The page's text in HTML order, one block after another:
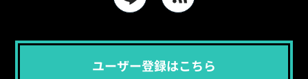
ユーザー登録はこちら